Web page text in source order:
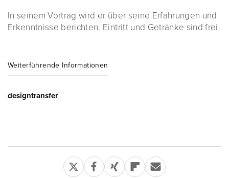
In seinem Vortrag wird er über seine Erfahrungen und
Erkenntnisse berichten. Eintritt und Getränke sind frei.
Weiterführende Informationen
designtransfer